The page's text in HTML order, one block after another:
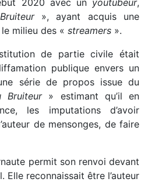
», ayant acquis une
milieu des « streamers ».
de partie civile était
publique envers un
série de propos issue du
Bruiteur» estimant qu’il en
les imputations d’avoir
de mensonges, de faire
permit son renvoi devant
Elle reconnaissait être l’auteur